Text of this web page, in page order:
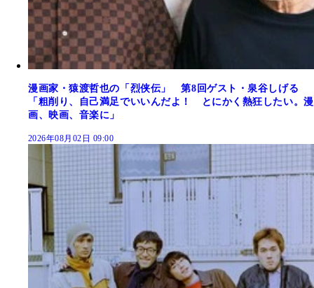
漫画家・猿渡哲也の「烈侠伝」 第8回ゲスト・泉谷しげる
「粗削り、自己満足でいいんだよ！ とにかく熱狂したい。漫
画、映画、音楽に」
2026年08月02日 09:00